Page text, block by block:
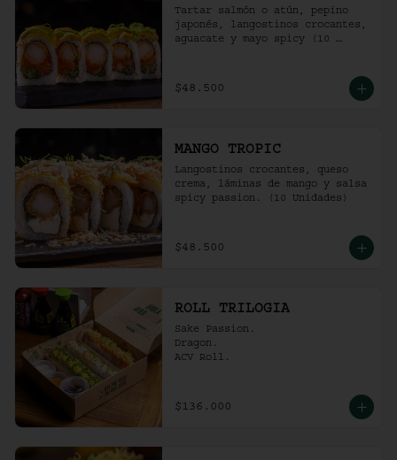
Tartar salmón o atún, pepino
japonés, langostinos crocantes,
aguacate y mayo spicy (10
$48.500
MANGO TROPIC
Langostinos crocantes, queso
crema, láminas de mango y salsa
spicy passion. (10 Unidades)
$48.500
ROLL TRILOGIA
Sake Passion.
Dragon.
ACV Roll.
$136.000